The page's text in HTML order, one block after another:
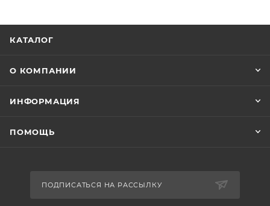
КАТАЛОГ
О КОМПАНИИ
ИНФОРМАЦИЯ
ПОМОЩЬ
ПОДПИСАТЬСЯ НА РАССЫЛКУ